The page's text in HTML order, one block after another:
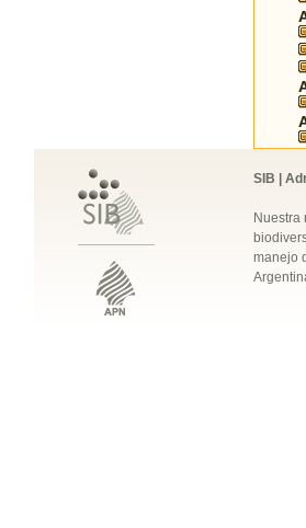
SIB |
Nuestra
manejo